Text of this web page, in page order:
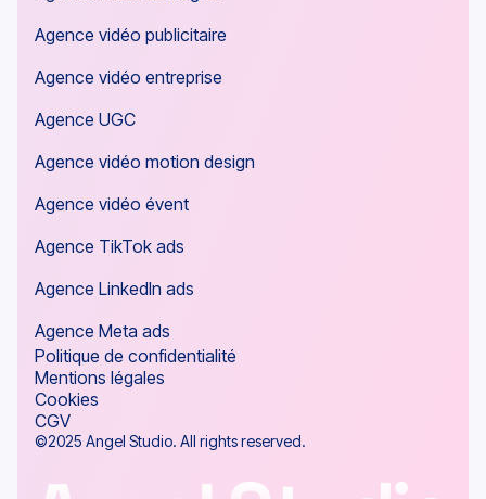
Agence vidéo publicitaire
Agence vidéo entreprise
Agence UGC
Agence vidéo motion design
Agence vidéo évent
Agence TikTok ads
Agence LinkedIn ads
Agence Meta ads
©2025 Angel Studio. All rights reserved.
Politique de confidentialité
Mentions légales
Cookies
CGV